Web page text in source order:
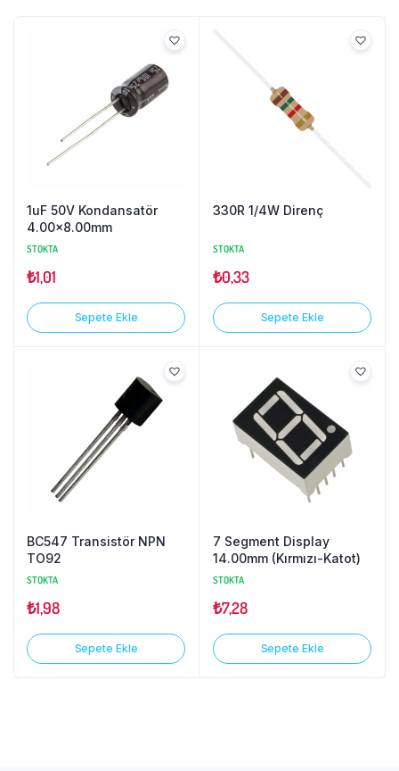
1uF 50V Kondansatör
4.00×8.00mm
STOKTA
₺1,01
Sepete Ekle
330R 1/4W Direnç
STOKTA
₺0,33
Sepete Ekle
BC547 Transistör NPN
TO92
STOKTA
₺1,98
Sepete Ekle
7 Segment Display
14.00mm (Kırmızı-Katot)
STOKTA
₺7,28
Sepete Ekle